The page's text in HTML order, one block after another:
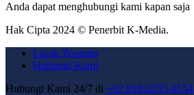
Anda dapat menghubungi kami kapan saja
Hak Cipta 2024 © Penerbit K-Media.
Lacak Pesanan
Hubungi Kami
Hubungi Kami 24/7 di +62 818-0255-6554